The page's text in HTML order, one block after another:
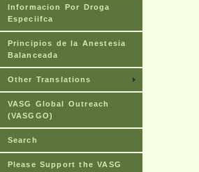
Informacion Por Droga
Especiifca
Principios de la Anestesia
Balanceada
Other Translations
VASG Global Outreach
(VASGGO)
Search
Please Support the VASG